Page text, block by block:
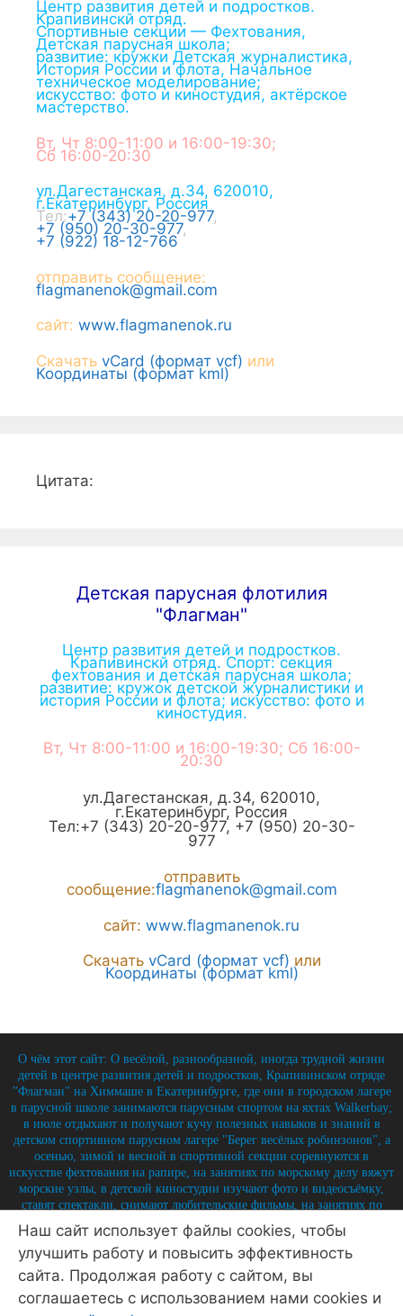
Центр развития детей и подростков.
Крапивинскй отряд.
Спортивные секции — Фехтования,
Детская парусная школа;
развитие: кружки Детская журналистика,
История России и флота, Начальное
техническое моделирование;
искусство: фото и киностудия, актёрское
мастерство.
Вт, Чт 8:00-11:00 и 16:00-19:30;
Сб 16:00-20:30
ул.Дагестанская, д.34, 620010,
г.Екатеринбург, Россия
Тел:+7 (343) 20-20-977,
+7 (950) 20-30-977,
+7 (922) 18-12-766
отправить сообщение:
flagmanenok@gmail.com
сайт: www.flagmanenok.ru
Скачать vCard (формат vcf) или
Координаты (формат kml)
Цитата:
Детская парусная флотилия
"Флагман"
Центр развития детей и подростков.
Крапивинскй отряд. Спорт: секция
фехтования и детская парусная школа;
развитие: кружок детской журналистики и
история России и флота; искусство: фото и
киностудия.
Вт, Чт 8:00-11:00 и 16:00-19:30; Сб 16:00-
20:30
ул.Дагестанская, д.34, 620010,
г.Екатеринбург, Россия
Тел:+7 (343) 20-20-977, +7 (950) 20-30-
977
отправить
сообщение:flagmanenok@gmail.com
сайт: www.flagmanenok.ru
Скачать vCard (формат vcf) или
Координаты (формат kml)
О чём этот сайт: О весёлой, разнообразной, иногда трудной жизни
детей в центре развития детей и подростков, Крапивинском отряде
"Флагман" на Химмаше в Екатеринбурге, где они в городском лагере
в парусной школе занимаются парусным спортом на яхтах Walkerbay;
в июле отдыхают и получают кучу полезных навыков и знаний в
детском спортивном парусном лагере "Берег весёлых робинзонов", а
осенью, зимой и весной в спортивной секции соревнуются в
искусстве фехтования на рапире, на занятиях по морскому делу вяжут
морские узлы, в детской киностудии изучают фото и видеосъёмку,
ставят спектакли, снимают любительские фильмы, на занятиях по
истории углубляют свои знания по историю России и флота, и
круглый год на занятиях по детской журналистике практикуются в
написании заметок, репортажей, интервью, выпуская стен-газету и
выкладывая лучшие материалы на отрядный сайт.
© 2026 Крапивинский отряд Флагман - детский центр
Наш сайт использует файлы cookies, чтобы
улучшить работу и повысить эффективность
сайта. Продолжая работу с сайтом, вы
соглашаетесь с использованием нами cookies и